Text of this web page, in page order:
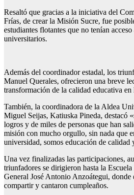
Resaltó que gracias a la iniciativa del
Frías, de crear la Misión Sucre, fue
estudiantes flotantes que no tenían
universitarios.
Además del coordinador estadal, los
Manuel Querales, ofrecieron una breve
transformación de la calidad educativa
También, la coordinadora de la Aldea
Miguel Seijas, Katiuska Pineda, destacó
logros y de miles de personas que han
misión con mucho orgullo, sin nada que
universidad, somos educación de calidad
Una vez finalizadas las participaciones,
triunfadores se dirigieron hasta la
General José Antonio Anzoátegui, donde
compartir y cantaron cumpleaños.